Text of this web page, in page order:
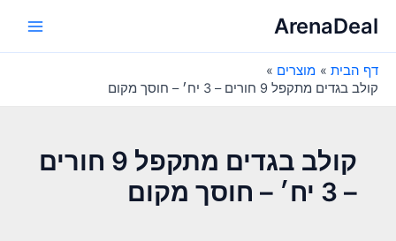
לתוכןArenaDeal
דף הבית
מוצרים
קולב בגדים מתקפל 9 חורים – 3 יח׳ – חוסך מקום
קולב בגדים מתקפל 9 חורים
– 3 יח׳ – חוסך מקום